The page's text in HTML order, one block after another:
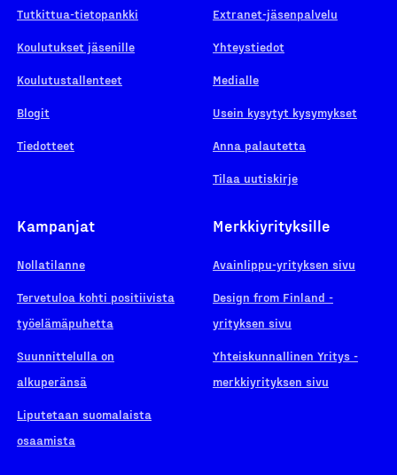
Tutkittua-tietopankki
Koulutukset jäsenille
Koulutustallenteet
Blogit
Tiedotteet
Extranet-jäsenpalvelu
Yhteystiedot
Medialle
Usein kysytyt kysymykset
Anna palautetta
Tilaa uutiskirje
Kampanjat
Nollatilanne
Tervetuloa kohti positiivista
työelämäpuhetta
Suunnittelulla on
alkuperänsä
Liputetaan suomalaista
osaamista
Merkkiyrityksille
Avainlippu-yrityksen sivu
Design from Finland -
yrityksen sivu
Yhteiskunnallinen Yritys -
merkkiyrityksen sivu